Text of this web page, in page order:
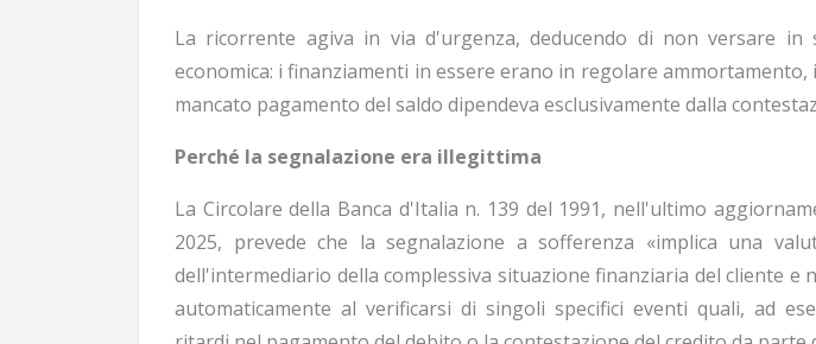
La ricorrente agiva in via d'urgenza, deducendo di non versare in
economica: i finanziamenti in essere erano in regolare
mancato pagamento del saldo dipendeva esclusivamente dalla
Perché la segnalazione era illegittima
La Circolare della Banca d'Italia n. 139 del 1991, nell'ultimo
2025, prevede che la segnalazione a sofferenza «implica una
dell'intermediario della complessiva situazione finanziaria del cliente e
automaticamente al verificarsi di singoli specifici eventi quali, ad